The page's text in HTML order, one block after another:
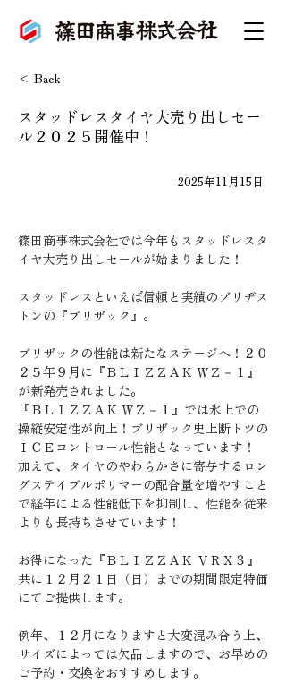
< Back
スタッドレスタイヤ大売り出しセー
ル２０２５開催中！
2025年11月15日
篠田商事株式会社では今年もスタッドレスタ
イヤ大売り出しセールが始まりました！
スタッドレスといえば信頼と実績のブリヂス
トンの『ブリザック』。
ブリザックの性能は新たなステージへ！２０
２５年９月に『ＢＬＩＺＺＡＫ ＷＺ－１』
が新発売されました。
『ＢＬＩＺＺＡＫ ＷＺ－１』では氷上での
操縦安定性が向上！ブリザック史上断トツの
ＩＣＥコントロール性能となっています！
加えて、タイヤのやわらかさに寄与するロン
グステイブルポリマーの配合量を増やすこと
で経年による性能低下を抑制し、性能を従来
よりも長持ちさせています！
お得になった『ＢＬＩＺＺＡＫ ＶＲＸ３』
共に１２月２１日（日）までの期間限定特価
にてご提供します。
例年、１２月になりますと大変混み合う上、
サイズによっては欠品しますので、お早めの
ご予約・交換をおすすめします。